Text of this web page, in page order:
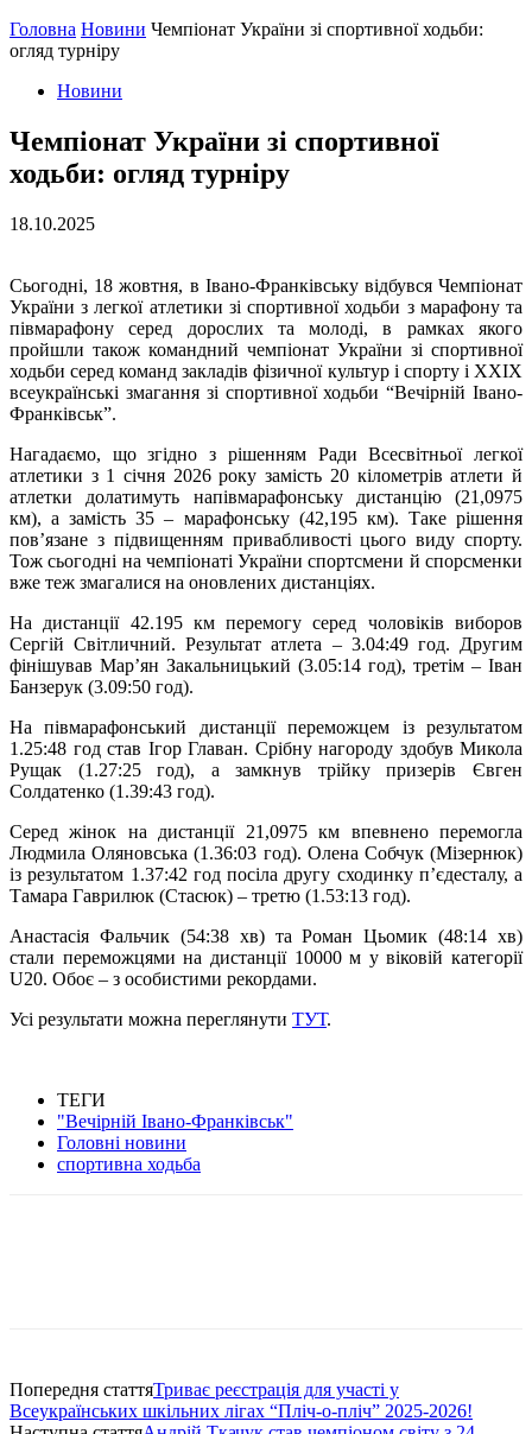
Головна Новини Чемпіонат України зі спортивної ходьби:
огляд турніру
Новини
Чемпіонат України зі спортивної
ходьби: огляд турніру
18.10.2025
Сьогодні, 18 жовтня, в Івано-Франківську відбувся Чемпіонат
України з легкої атлетики зі спортивної ходьби з марафону та
півмарафону серед дорослих та молоді, в рамках якого
пройшли також командний чемпіонат України зі спортивної
ходьби серед команд закладів фізичної культур і спорту і XXIX
всеукраїнські змагання зі спортивної ходьби “Вечірній Івано-
Франківськ”.
Нагадаємо, що згідно з рішенням Ради Всесвітньої легкої
атлетики з 1 січня 2026 року замість 20 кілометрів атлети й
атлетки долатимуть напівмарафонську дистанцію (21,0975
км), а замість 35 – марафонську (42,195 км). Таке рішення
пов’язане з підвищенням привабливості цього виду спорту.
Тож сьогодні на чемпіонаті України спортсмени й спорсменки
вже теж змагалися на оновлених дистанціях.
На дистанції 42.195 км перемогу серед чоловіків виборов
Сергій Світличний. Результат атлета – 3.04:49 год. Другим
фінішував Мар’ян Закальницький (3.05:14 год), третім – Іван
Банзерук (3.09:50 год).
На півмарафонський дистанції переможцем із результатом
1.25:48 год став Ігор Главан. Срібну нагороду здобув Микола
Рущак (1.27:25 год), а замкнув трійку призерів Євген
Солдатенко (1.39:43 год).
Серед жінок на дистанції 21,0975 км впевнено перемогла
Людмила Оляновська (1.36:03 год). Олена Собчук (Мізернюк)
із результатом 1.37:42 год посіла другу сходинку п’єдесталу, а
Тамара Гаврилюк (Стасюк) – третю (1.53:13 год).
Анастасія Фальчик (54:38 хв) та Роман Цьомик (48:14 хв)
стали переможцями на дистанції 10000 м у віковій категорії
U20. Обоє – з особистими рекордами.
Усі результати можна переглянути ТУТ.
ТЕГИ
"Вечірній Івано-Франківськ"
Головні новини
спортивна ходьба
Попередня статтяТриває реєстрація для участі у
Всеукраїнських шкільних лігах “Пліч-о-пліч” 2025-2026!